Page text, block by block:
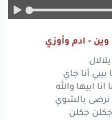
انا ابيهاوالله
جكلن
وبنفلبن
فورم
- ادم وأوزي
بيبي أنا جاي
انا ابيها والله
نرضى بالشوي
جكلن